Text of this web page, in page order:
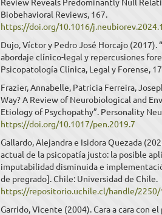
Biobehavioral Reviews, 167.
https://doi.org/10.1016/
Dujo, Víctor y Pedro José Horcajo (2017).
abordaje clínico-legal y repercusiones
Psicopatología Clínica, Legal y Forense,
Frazier, Annabelle, Patricia Ferreira,
Way? A Review of Neurobiological and
Etiology of Psychopathy”. Personality
https://doi.org/10.1017/pen.2019.7
Gallardo, Alejandra e Isidora Quezada
actual de la psicopatía justo: la posible
imputabilidad disminuida e
de pregrado]. Chile: Universidad de Chile.
https://repositorio.uchile.cl/handle/2250/
Garrido, Vicente (2004). Cara a cara con